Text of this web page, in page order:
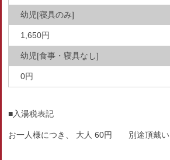
幼児[寝具のみ]
1,650円
幼児[食事・寝具なし]
0円
■入湯税表記
お一人様につき、 大人 60円 別途頂戴い